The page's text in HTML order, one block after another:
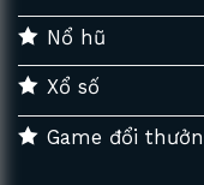
Nổ hũ
Xổ số
Game đổi